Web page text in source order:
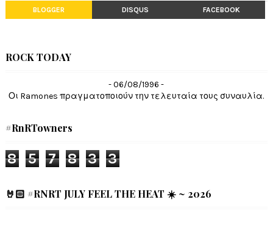
BLOGGER DISQUS FACEBOOK
ROCK TODAY
- 06/08/1996 -
Οι Ramones πραγματοποιούν την τελευταία τους συναυλία.
#RnRTowners
8 5 7 8 3 3
🤘🏻 #RNRT JULY FEEL THE HEAT ☀️ ~ 2026